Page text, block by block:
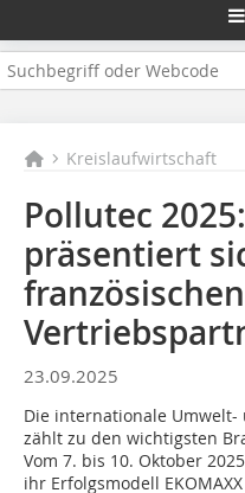
Kreislaufwirtschaft
Pollutec 2025:
präsentiert
französischen
23.09.2025
Die internationale Umwelt-
zählt zu den wichtigsten
Vom 7. bis 10. Oktober
ihr Erfolgsmodell